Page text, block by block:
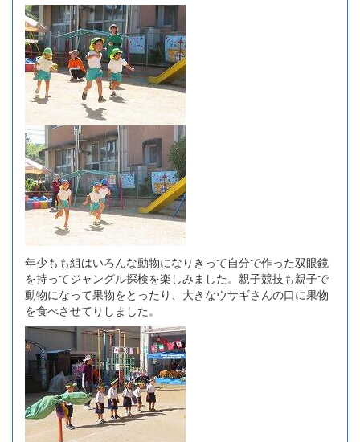
年少もも組はいろんな動物になりきって自分で作った双眼鏡
を持ってジャングル探検を楽しみました。親子競技も親子で
動物になって果物をとったり、大きなウサギさんの口に果物
を食べさせてりしました。